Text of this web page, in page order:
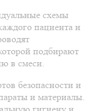
схемы
пациента и
подбирают
в смеси.
безопасности и
и материалы.